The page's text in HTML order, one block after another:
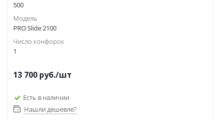
500
Модель
PRO Slide 2100
Число конфорок
1
13 700 руб./шт
Есть в наличии
Нашли дешевле?